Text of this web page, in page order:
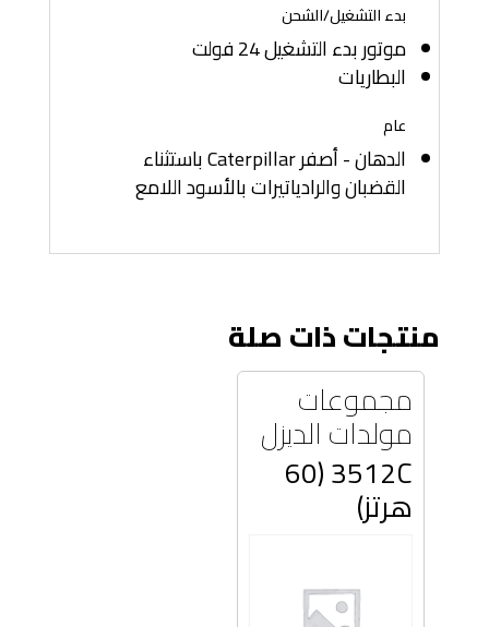
بدء التشغيل/الشحن
موتور بدء التشغيل 24 فولت
البطاريات
عام
الدهان - أصفر Caterpillar باستثناء
القضبان والرادياتيرات بالأسود اللامع
منتجات ذات صلة
مجموعات
مولدات الديزل
3512C (60
هرتز)